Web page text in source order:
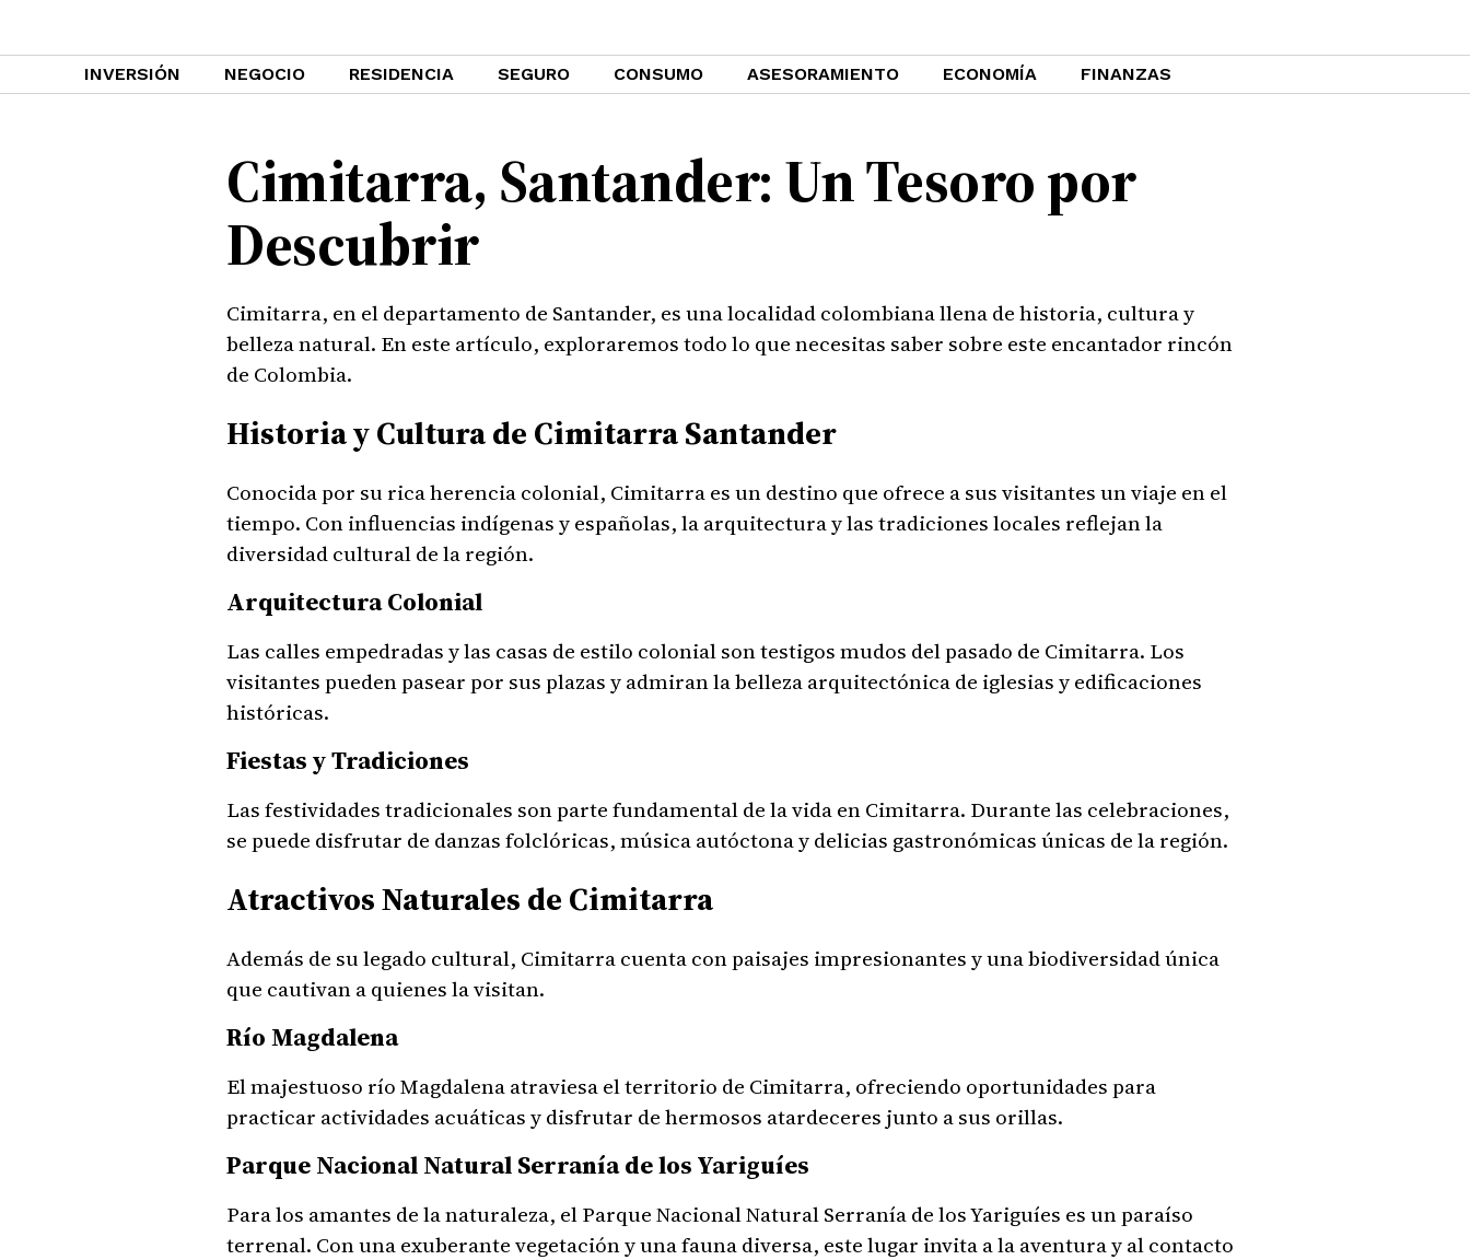
INVERSIÓN NEGOCIO RESIDENCIA SEGURO CONSUMO ASESORAMIENTO ECONOMÍA FINANZAS
Cimitarra, Santander: Un Tesoro por
Descubrir
Cimitarra, en el departamento de Santander, es una localidad colombiana llena de historia, cultura y
belleza natural. En este artículo, exploraremos todo lo que necesitas saber sobre este encantador rincón
de Colombia.
Historia y Cultura de Cimitarra Santander
Conocida por su rica herencia colonial, Cimitarra es un destino que ofrece a sus visitantes un viaje en el
tiempo. Con influencias indígenas y españolas, la arquitectura y las tradiciones locales reflejan la
diversidad cultural de la región.
Arquitectura Colonial
Las calles empedradas y las casas de estilo colonial son testigos mudos del pasado de Cimitarra. Los
visitantes pueden pasear por sus plazas y admiran la belleza arquitectónica de iglesias y edificaciones
históricas.
Fiestas y Tradiciones
Las festividades tradicionales son parte fundamental de la vida en Cimitarra. Durante las celebraciones,
se puede disfrutar de danzas folclóricas, música autóctona y delicias gastronómicas únicas de la región.
Atractivos Naturales de Cimitarra
Además de su legado cultural, Cimitarra cuenta con paisajes impresionantes y una biodiversidad única
que cautivan a quienes la visitan.
Río Magdalena
El majestuoso río Magdalena atraviesa el territorio de Cimitarra, ofreciendo oportunidades para
practicar actividades acuáticas y disfrutar de hermosos atardeceres junto a sus orillas.
Parque Nacional Natural Serranía de los Yariguíes
Para los amantes de la naturaleza, el Parque Nacional Natural Serranía de los Yariguíes es un paraíso
terrenal. Con una exuberante vegetación y una fauna diversa, este lugar invita a la aventura y al contacto